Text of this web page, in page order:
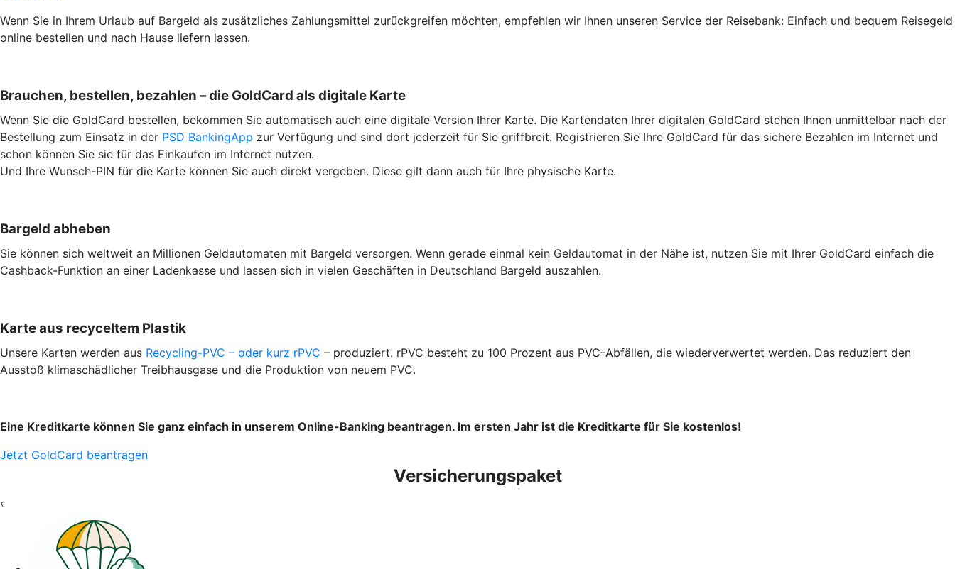
Wenn Sie in Ihrem Urlaub auf Bargeld als zusätzliches Zahlungsmittel zurückgreifen möchten, empfehlen wir Ihnen unseren Service der Reisebank: Einfach und bequem Reisegeld
online bestellen und nach Hause liefern lassen.
Brauchen, bestellen, bezahlen – die GoldCard als digitale Karte
Wenn Sie die GoldCard bestellen, bekommen Sie automatisch auch eine digitale Version Ihrer Karte. Die Kartendaten Ihrer digitalen GoldCard stehen Ihnen unmittelbar nach der
Bestellung zum Einsatz in der PSD BankingApp zur Verfügung und sind dort jederzeit für Sie griffbreit. Registrieren Sie Ihre GoldCard für das sichere Bezahlen im Internet und
schon können Sie sie für das Einkaufen im Internet nutzen.
Und Ihre Wunsch-PIN für die Karte können Sie auch direkt vergeben. Diese gilt dann auch für Ihre physische Karte.
Bargeld abheben
Sie können sich weltweit an Millionen Geldautomaten mit Bargeld versorgen. Wenn gerade einmal kein Geldautomat in der Nähe ist, nutzen Sie mit Ihrer GoldCard einfach die
Cashback-Funktion an einer Ladenkasse und lassen sich in vielen Geschäften in Deutschland Bargeld auszahlen.
Karte aus recyceltem Plastik
Unsere Karten werden aus Recycling-PVC – oder kurz rPVC – produziert. rPVC besteht zu 100 Prozent aus PVC-Abfällen, die wiederverwertet werden. Das reduziert den
Ausstoß klimaschädlicher Treibhausgase und die Produktion von neuem PVC.
Eine Kreditkarte können Sie ganz einfach in unserem Online-Banking beantragen. Im ersten Jahr ist die Kreditkarte für Sie kostenlos!
Jetzt GoldCard beantragen
Versicherungspaket
‹